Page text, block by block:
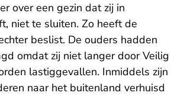
over een gezin dat zij in
niet te sluiten. Zo heeft de
beslist. De ouders hadden
omdat zij niet langer door Veilig
lastiggevallen. Inmiddels zijn
naar het buitenland verhuisd